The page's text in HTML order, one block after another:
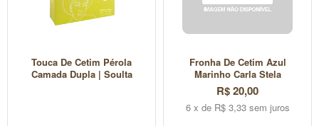
Touca De Cetim Pérola
Camada Dupla | Soulta
Fronha De Cetim Azul
Marinho Carla Stela
R$ 20,00
6 x de R$ 3,33 sem juros